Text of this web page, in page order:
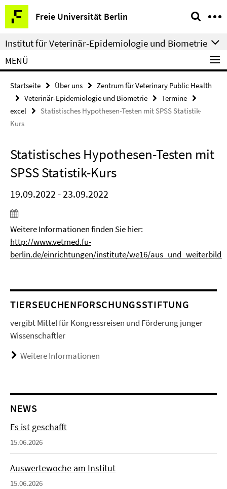
Springe
direkt
zu
Inhalt
Freie Universität Berlin
Service-
Navigation
Institut für Veterinär-Epidemiologie und Biometrie
MENÜ
Startseite Über uns
Zentrum für Veterinary Public Health
Veterinär-Epidemiologie und Biometrie
Termine
excel
Statistisches Hypothesen-Testen mit SPSS Statistik-
Kurs
Statistisches Hypothesen-Testen mit
SPSS Statistik-Kurs
19.09.2022 - 23.09.2022
Weitere Informationen finden Sie hier:
http://www.vetmed.fu-
berlin.de/einrichtungen/institute/we16/
TIERSEUCHENFORSCHUNGSSTIFTUNG
vergibt Mittel für Kongressreisen und Förderung junger
Wissenschaftler
Weitere Informationen
NEWS
Es ist geschafft
15.06.2026
Auswertewoche am Institut
15.06.2026